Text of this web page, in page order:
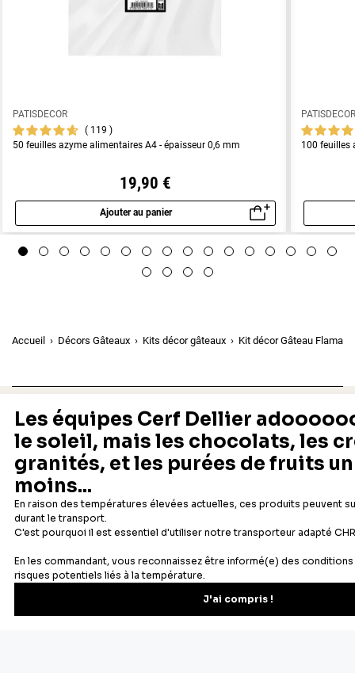
PATISDECOR
119
50 feuilles azyme alimentaires A4 - épaisseur 0,6 mm
19,90 €
Ajouter au panier
Aperçu rapide
100 feuilles
Accueil Décors Gâteaux Kits décor gâteaux Kit décor Gâteau Flamant
Depuis 1932
Fabricant français reconnu
Livraison rapide 24/48h